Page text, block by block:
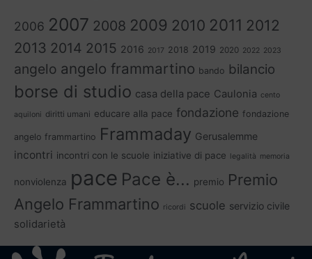
2006 2007 2008 2009 2010 2011 2012
2013 2014 2015 2016 2017 2018 2019 2020 2022 2023
angelo angelo frammartino bando bilancio
borse di studio casa della pace Caulonia cento
aquiloni diritti umani educare alla pace fondazione fondazione
angelo frammartino Frammaday Gerusalemme
incontri incontri con le scuole iniziative di pace legalità memoria
nonviolenza pace Pace è... premio Premio
Angelo Frammartino ricordi scuole servizio civile
solidarietà